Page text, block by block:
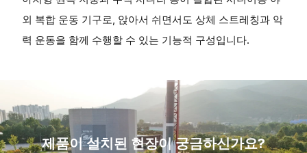
외 복합 운동 기구로, 앉아서 쉬면서도 상체 스트레칭과 악
력 운동을 함께 수행할 수 있는 기능적 구성입니다.
제품이 설치된 현장이 궁금하신가요?